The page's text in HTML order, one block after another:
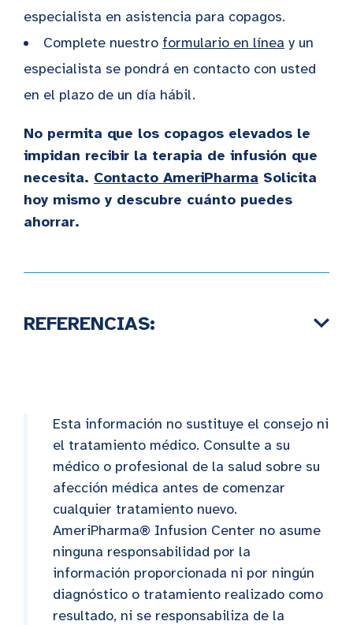
especialista en asistencia para copagos.
Complete nuestro formulario en línea y un
especialista se pondrá en contacto con usted
en el plazo de un día hábil.
No permita que los copagos elevados le
impidan recibir la terapia de infusión que
necesita. Contacto AmeriPharma Solicita
hoy mismo y descubre cuánto puedes
ahorrar.
REFERENCIAS:
Esta información no sustituye el consejo ni
el tratamiento médico. Consulte a su
médico o profesional de la salud sobre su
afección médica antes de comenzar
cualquier tratamiento nuevo.
AmeriPharma® Infusion Center no asume
ninguna responsabilidad por la
información proporcionada ni por ningún
diagnóstico o tratamiento realizado como
resultado, ni se responsabiliza de la